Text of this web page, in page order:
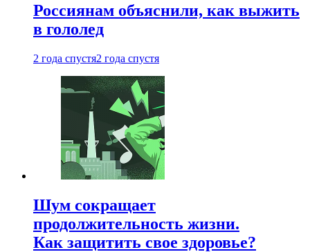
Россиянам объяснили, как выжить
в гололед
2 года спустя2 года спустя
Шум сокращает
продолжительность жизни.
Как защитить свое здоровье?